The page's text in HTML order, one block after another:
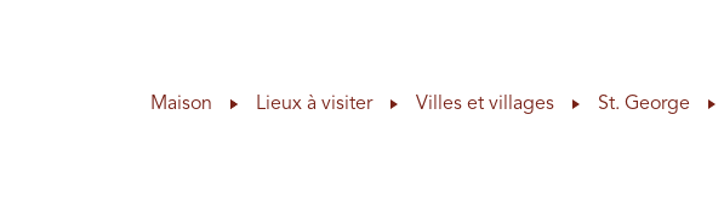
Maison Lieux à visiter Villes et villages St. George